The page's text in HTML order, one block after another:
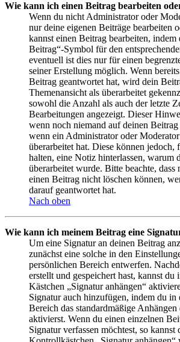
Wie kann ich einen Beitrag bearbeiten
Wenn du nicht Administrator oder
nur deine eigenen Beiträge bearbeiten
kannst einen Beitrag bearbeiten, indem
Beitrag“-Symbol für den
eventuell ist dies nur für einen
seiner Erstellung möglich. Wenn
Beitrag geantwortet hat, wird dein
Themenansicht als überarbeitet
sowohl die Anzahl als auch der letzte
Bearbeitungen angezeigt. Dieser
wenn noch niemand auf deinen
wenn ein Administrator oder
überarbeitet hat. Diese können jedoch,
halten, eine Notiz hinterlassen, warum
überarbeitet wurde. Bitte beachte, dass
einen Beitrag nicht löschen können,
darauf geantwortet hat.
Nach oben
Wie kann ich meinem Beitrag eine
Um eine Signatur an deinen Beitrag
zunächst eine solche in den
persönlichen Bereich entwerfen.
erstellt und gespeichert hast, kannst du
Kästchen „Signatur anhängen“
Signatur auch hinzufügen, indem du in
Bereich das standardmäßige
aktivierst. Wenn du einen einzelnen
Signatur verfassen möchtest, so kannst